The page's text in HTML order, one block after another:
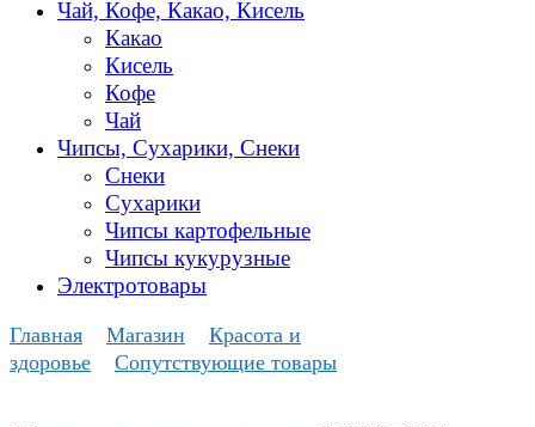
Чай, Кофе, Какао, Кисель
Какао
Кисель
Кофе
Чай
Чипсы, Сухарики, Снеки
Снеки
Сухарики
Чипсы картофельные
Чипсы кукурузные
Электротовары
Главная Магазин
Красота и
здоровье
Сопутствующие товары